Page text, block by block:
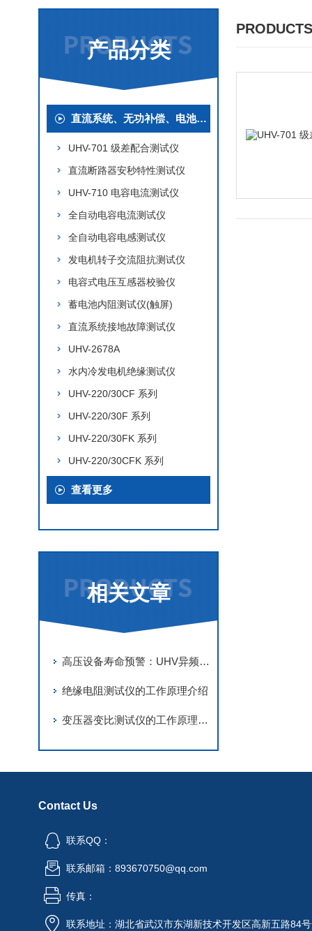
产品分类
直流系统、无功补偿、电池电机检测仪器
UHV-701 级差配合测试仪
直流断路器安秒特性测试仪
UHV-710 电容电流测试仪
全自动电容电流测试仪
全自动电容电感测试仪
发电机转子交流阻抗测试仪
电容式电压互感器校验仪
蓄电池内阻测试仪(触屏)
直流系统接地故障测试仪
UHV-2678A
水内冷发电机绝缘测试仪
UHV-220/30CF 系列
UHV-220/30F 系列
UHV-220/30FK 系列
UHV-220/30CFK 系列
查看更多
相关文章
高压设备寿命预警：UHV异频介质损耗测试仪的数据分析与维护策略
绝缘电阻测试仪的工作原理介绍
变压器变比测试仪的工作原理与功能介绍
Contact Us
联系QQ：
联系邮箱：893670750@qq.com
传真：
联系地址：湖北省武汉市东湖新技术开发区高新五路84